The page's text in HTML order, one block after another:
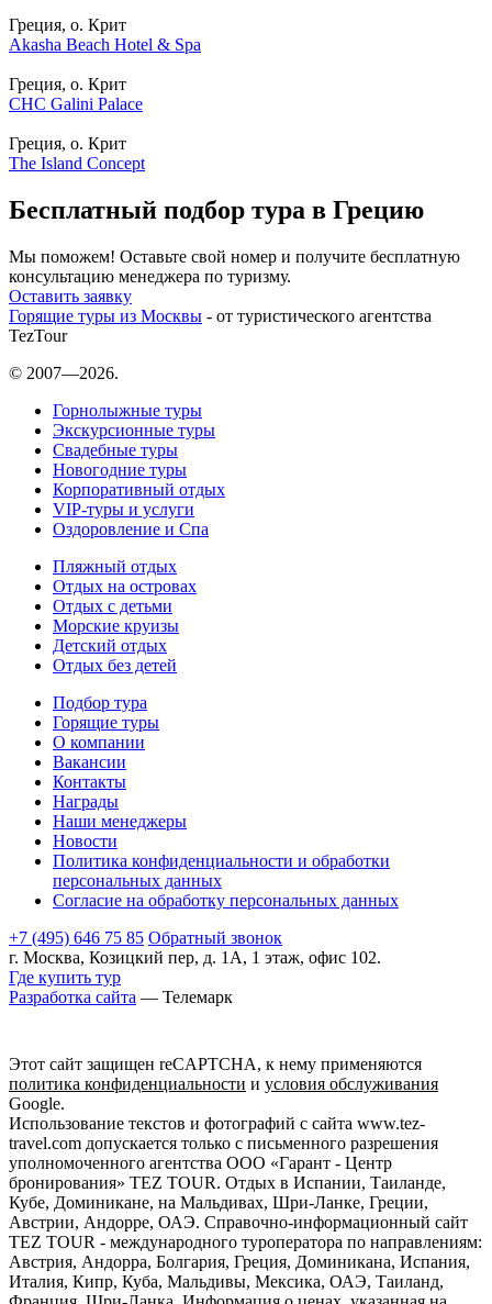
Греция, о. Крит
Akasha Beach Hotel & Spa
Греция, о. Крит
CHC Galini Palace
Греция, о. Крит
The Island Concept
Бесплатный подбор тура в Грецию
Мы поможем! Оставьте свой номер и получите бесплатную
консультацию менеджера по туризму.
Оставить заявку
Горящие туры из Москвы - от туристического агентства
TezTour
© 2007—2026.
Горнолыжные туры
Экскурсионные туры
Свадебные туры
Новогодние туры
Корпоративный отдых
VIP-туры и услуги
Оздоровление и Спа
Пляжный отдых
Отдых на островах
Отдых с детьми
Морские круизы
Детский отдых
Отдых без детей
Подбор тура
Горящие туры
О компании
Вакансии
Контакты
Награды
Наши менеджеры
Новости
Политика конфиденциальности и обработки
персональных данных
Согласие на обработку персональных данных
+7 (495) 646 75 85 Обратный звонок
г. Москва, Козицкий пер, д. 1А, 1 этаж, офис 102.
Где купить тур
Разработка сайта — Телемарк
Этот сайт защищен reCAPTCHA, к нему применяются
политика конфиденциальности и условия обслуживания
Google.
Использование текстов и фотографий с сайта www.tez-
travel.com допускается только с письменного разрешения
уполномоченного агентства ООО «Гарант - Центр
бронирования» TEZ TOUR. Отдых в Испании, Таиланде,
Кубе, Доминикане, на Мальдивах, Шри-Ланке, Греции,
Австрии, Андорре, ОАЭ. Справочно-информационный сайт
TEZ TOUR - международного туроператора по направлениям:
Австрия, Андорра, Болгария, Греция, Доминикана, Испания,
Италия, Кипр, Куба, Мальдивы, Мексика, ОАЭ, Таиланд,